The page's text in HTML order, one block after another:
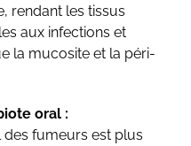
rendant les tissus
aux infections et
la mucosite et la péri-
oral :
des fumeurs est plus